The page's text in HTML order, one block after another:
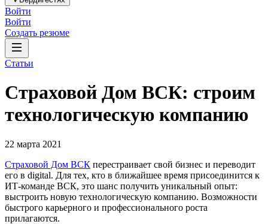
Войти
Войти
Создать резюме
Статьи
Страховой Дом ВСК: строим
технологическую компанию
22 марта 2021
Страховой Дом ВСК перестраивает свой бизнес и переводит
его в digital. Для тех, кто в ближайшее время присоединится к
ИТ-команде ВСК, это шанс получить уникальный опыт:
выстроить новую технологическую компанию. Возможности
быстрого карьерного и профессионального роста
прилагаются.